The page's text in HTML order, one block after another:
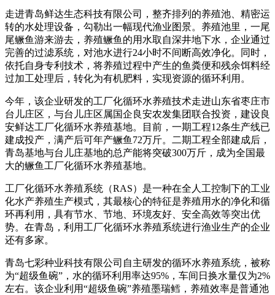
走进青岛鲜达生态科技有限公司，整齐排列的养殖池、精密运
转的水处理设备，勾勒出一幅现代渔业图景。养殖池里，一尾
尾鳜鱼游来游去，养殖鳜鱼的用水取自深井地下水，企业通过
完善的过滤系统，对池水进行24小时不间断高效净化。同时，
依托自身专利技术，将养殖过程中产生的鱼粪便和残余饵料经
过加工处理后，转化为有机肥料，实现资源的循环利用。
今年，该企业研发的工厂化循环水养殖技术走进山东省枣庄市
台儿庄区，与台儿庄区属国企良安农发集团联合投资，建设良
安鲜达工厂化循环水养殖基地。目前，一期工程12条生产线已
建成投产，满产后可年产鳜鱼72万斤。二期工程全部建成后，
青岛基地与台儿庄基地的总产能将突破300万斤，成为全国最
大的鳜鱼工厂化循环水养殖基地。
工厂化循环水养殖系统（RAS）是一种在全人工控制下的工业
化水产养殖生产模式，其最核心的特征是养殖用水的净化和循
环再利用，具有节水、节地、环境友好、安全高效等突出优
势。在青岛，利用工厂化循环水养殖系统进行渔业生产的企业
还有多家。
青岛七彩种业科技有限公司自主研发的循环水养殖系统，被称
为“超级鱼碗”，水的循环利用率达95%，车间日换水量仅为2%
左右。该企业利用“超级鱼碗”养殖墨瑞鳕，养殖效率是普通池